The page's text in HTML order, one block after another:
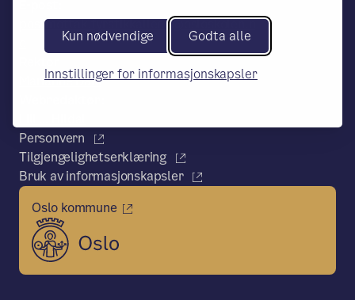
Kun nødvendige Godta alle
Innstillinger for informasjonskapsler
postmottak.fyrstikkalleen@osloskolen.n
Marianne Dahl
Personvern
Tilgjengelighetserklæring
Bruk av informasjonskapsler
Oslo kommune